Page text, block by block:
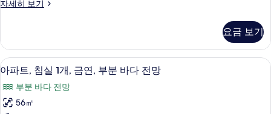
두
기
자세히 보기
패
자
세
히
보
기
요금 보기
아
파
트,
아파트, 침실 1개, 금연, 부분 바다 전
7
아파트, 침실 1개, 금연, 부분 바다 전망
부분 바다 전망
56㎡